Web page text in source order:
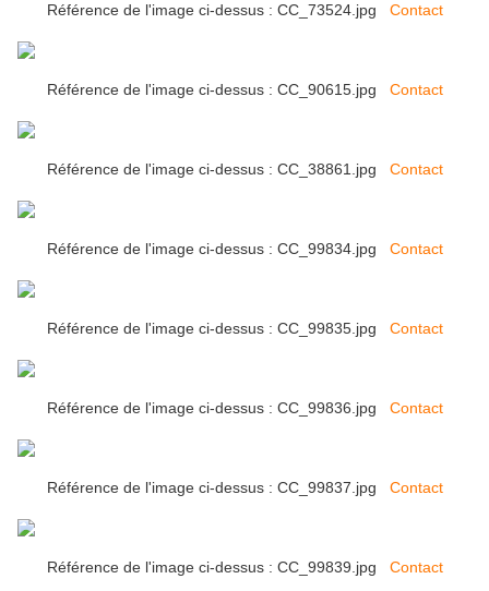
Référence de l'image ci-dessus : CC_73524.jpg Contact
Référence de l'image ci-dessus : CC_90615.jpg Contact
Référence de l'image ci-dessus : CC_38861.jpg Contact
Référence de l'image ci-dessus : CC_99834.jpg Contact
Référence de l'image ci-dessus : CC_99835.jpg Contact
Référence de l'image ci-dessus : CC_99836.jpg Contact
Référence de l'image ci-dessus : CC_99837.jpg Contact
Référence de l'image ci-dessus : CC_99839.jpg Contact